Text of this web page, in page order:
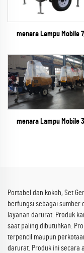
menara Lampu Mobile
menara Lampu Mobile
Portabel dan kokoh, Set
berfungsi sebagai sumber
layanan darurat. Produk
saat paling dibutuhkan.
terpencil maupun
darurat. Produk ini secara